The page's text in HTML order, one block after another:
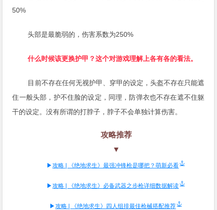
50%
头部是最脆弱的，伤害系数为250%
什么时候该更换护甲？这个对游戏理解上各有各的看法。
目前不存在任何无视护甲、穿甲的设定，头盔不存在只能遮
住一般头部，护不住脸的设定，同理，防弹衣也不存在遮不住躯
干的设定。没有所谓的打脖子，脖子不会单独计算伤害。
攻略推荐
▼
▶攻略 | 《绝地求生》最强冲锋枪是哪把？萌新必看
▶攻略 | 《绝地求生》必备武器之步枪详细数据解读
▶攻略 | 《绝地求生》四人组排最佳枪械搭配推荐